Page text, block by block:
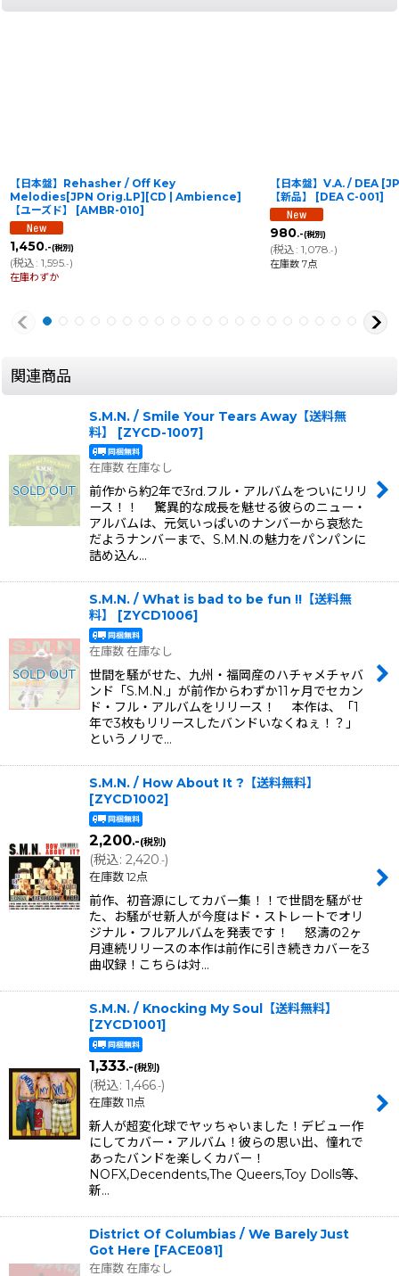
【日本盤】Rehasher / Off Key
Melodies[JPN Orig.LP][CD | Ambience]
【ユーズド】
[AMBR-010]
1,450.-(税別)
(税込: 1,595.-)
在庫わずか
【日本盤】V.A. / DEA
【新品】
[DEA C-001]
980.-(税別)
(税込: 1,078 .-)
在庫数 7点
関連商品
S.M.N. / Smile Your Tears Away【送料無
料】
[ZYCD-1007]
在庫数 在庫なし
前作から約2年で3rd.フル・アルバムをついにリリ
ース！！ 驚異的な成長を魅せる彼らのニュー・
アルバムは、元気いっぱいのナンバーから哀愁た
だようナンバーまで、S.M.N.の魅力をパンパンに
詰め込ん…
S.M.N. / What is bad to be fun !!【送料無
料】
[ZYCD1006]
在庫数 在庫なし
世間を騒がせた、九州・福岡産のハチャメチャバ
ンド「S.M.N.」が前作からわずか11ヶ月でセカン
ド・フル・アルバムをリリース！ 本作は、「1
年で3枚もリリースしたバンドいなくねぇ！？」
というノリで…
S.M.N. / How About It ?【送料無料】
[ZYCD1002]
2,200.-(税別)
(税込: 2,420.-)
在庫数 12点
前作、初音源にしてカバー集！！で世間を騒がせ
た、お騒がせ新人が今度はド・ストレートでオリ
ジナル・フルアルバムを発表です！ 怒濤の2ヶ
月連続リリースの本作は前作に引き続きカバーを3
曲収録！こちらは対…
S.M.N. / Knocking My Soul【送料無料】
[ZYCD1001]
1,333.-(税別)
(税込: 1,466.-)
在庫数 11点
新人が超変化球でヤッちゃいました！デビュー作
にしてカバー・アルバム！彼らの思い出、憧れで
あったバンドを楽しくカバー！
NOFX,Decendents,The Queers,Toy Dolls等、
新…
District Of Columbias / We Barely Just
Got Here [FACE081]
在庫数 在庫なし